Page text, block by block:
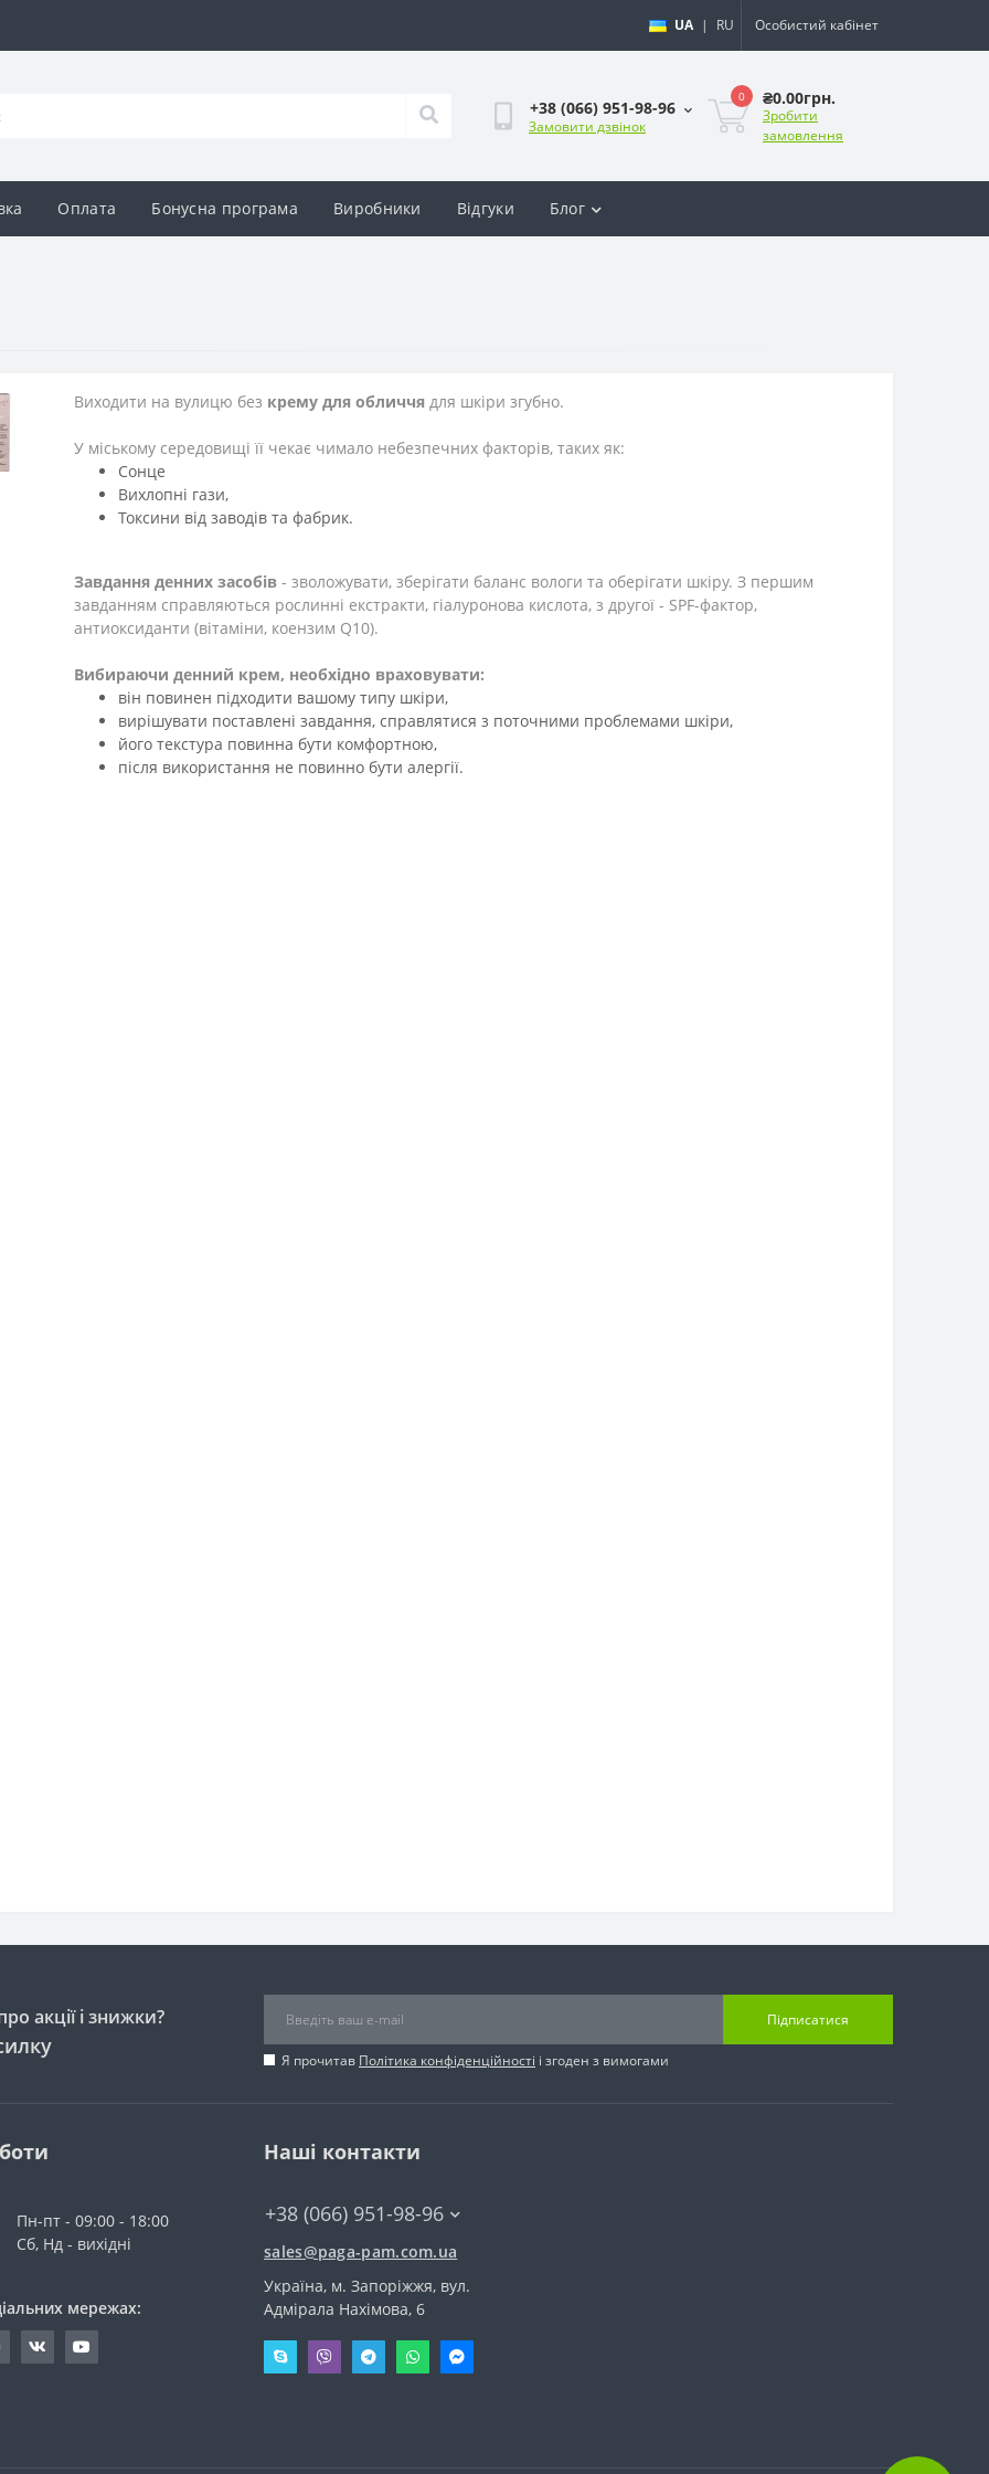
UA | RU Особистий кабінет
+38 (066) 951-98-96
Замовити дзвінок
0 ₴0.00грн.
Зробити
замовлення
Оплата Бонусна програма Виробники Відгуки Блог
Виходити на вулицю без крему для обличчядля шкіри згубно.
У міському середовищі її чекає чимало небезпечних факторів, таких як:
Сонце
Вихлопні гази,
Токсини від заводів та фабрик.
Завдання денних засобів - зволожувати, зберігати баланс вологи та оберігати шкіру. З першим
завданням справляються рослинні екстракти, гіалуронова кислота, з другої - SPF-фактор,
антиоксиданти (вітаміни, коензим Q10).
Вибираючи денний крем, необхідно враховувати:
він повинен підходити вашому типу шкіри,
вирішувати поставлені завдання, справлятися з поточними проблемами шкіри,
його текстура повинна бути комфортною,
після використання не повинно бути алергії.
акції і знижки? Підписатися
Я прочитав Політика конфіденційності і згоден з вимогами
Пн-пт - 09:00 - 18:00
Сб, Нд - вихідні
мережах:
Наші контакти
+38 (066) 951-98-96
sales@paga-pam.com.ua
Україна, м. Запоріжжя, вул.
Адмірала Нахімова, 6